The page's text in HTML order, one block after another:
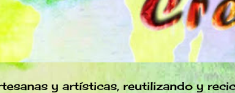
y artísticas, reutilizando y